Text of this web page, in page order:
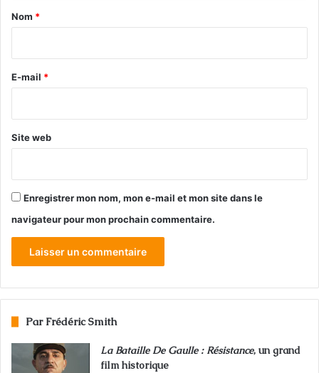
a
e
Nom *
E-mail *
Site web
Enregistrer mon nom, mon e-mail et mon site dans le
navigateur pour mon prochain commentaire.
Par Frédéric Smith
La Bataille De Gaulle : Résistance, un grand
film historique